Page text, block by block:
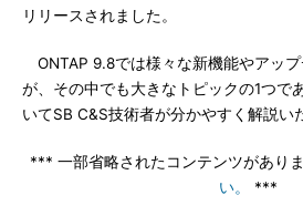
リリースされました。
ONTAP 9.8では様々な新機能やアッ
が、その中でも大きなトピックの1つで
いてSB C&S技術者が分かやすく解説い
*** 一部省略されたコンテンツがありま
い。
***